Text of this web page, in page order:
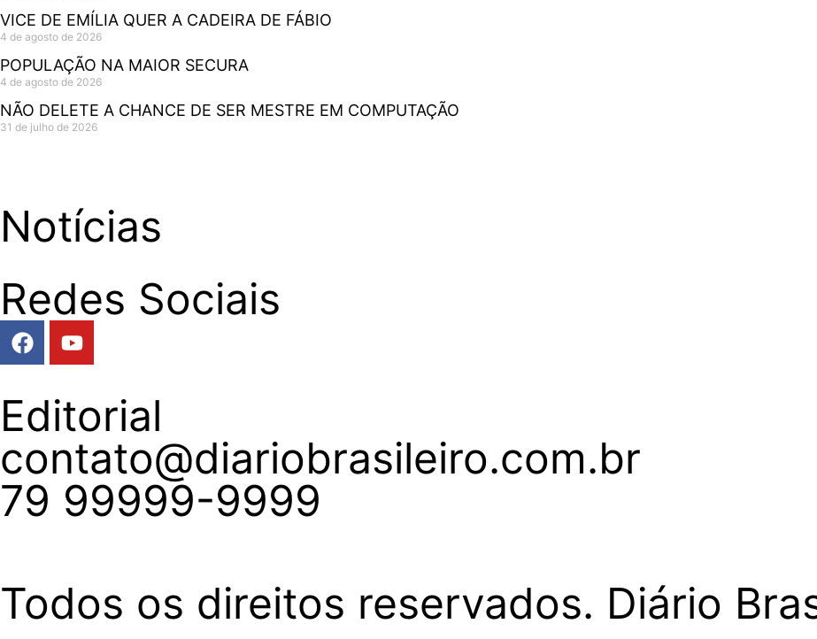
VICE DE EMÍLIA QUER A CADEIRA DE FÁBIO
4 de agosto de 2026
POPULAÇÃO NA MAIOR SECURA
4 de agosto de 2026
NÃO DELETE A CHANCE DE SER MESTRE EM COMPUTAÇÃO
31 de julho de 2026
Notícias
Redes Sociais
Editorial
contato@diariobrasileiro.com.br
79 99999-9999
Todos os direitos reservados. Diário